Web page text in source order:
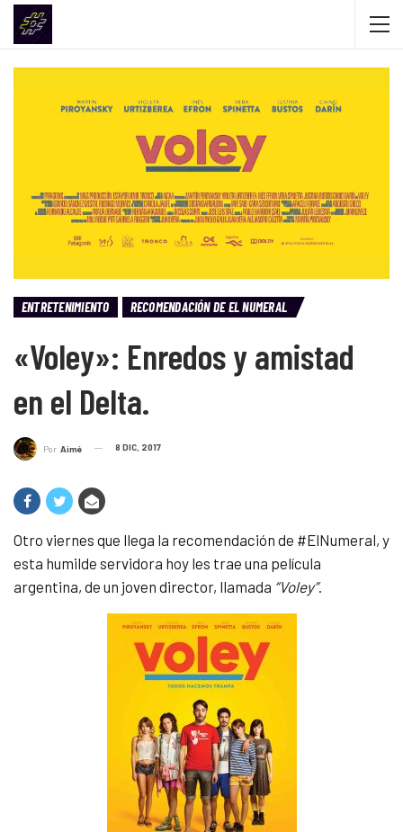
ENTRETENIMIENTO RECOMENDACIÓN DE EL NUMERAL
«Voley»: Enredos y amistad
en el Delta.
Por Aimé 8 DIC, 2017
Otro viernes que llega la recomendación de #ElNumeral, y
esta humilde servidora hoy les trae una película
argentina, de un joven director, llamada “Voley”.